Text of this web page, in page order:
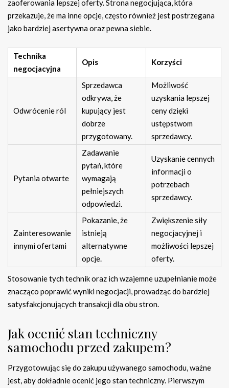
zaoferowania lepszej oferty. Strona negocjująca, która
przekazuje, że ma inne opcje, często również jest postrzegana
jako bardziej asertywna oraz pewna siebie.
Technika
negocjacyjna
Opis Korzyści
Odwrócenie ról
Sprzedawca
odkrywa, że
kupujący jest
dobrze
przygotowany.
Możliwość
uzyskania lepszej
ceny dzięki
ustępstwom
sprzedawcy.
Pytania otwarte
Zadawanie
pytań, które
wymagają
pełniejszych
odpowiedzi.
Uzyskanie cennych
informacji o
potrzebach
sprzedawcy.
Zainteresowanie
innymi ofertami
Pokazanie, że
istnieją
alternatywne
opcje.
Zwiększenie siły
negocjacyjnej i
możliwości lepszej
oferty.
Stosowanie tych technik oraz ich wzajemne uzupełnianie może
znacząco poprawić wyniki negocjacji, prowadząc do bardziej
satysfakcjonujących transakcji dla obu stron.
Jak ocenić stan techniczny
samochodu przed zakupem?
Przygotowując się do zakupu używanego samochodu, ważne
jest, aby dokładnie ocenić jego stan techniczny. Pierwszym